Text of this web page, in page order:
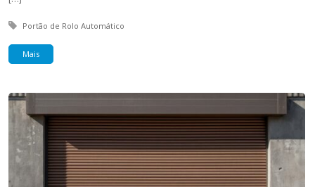
Tagged with:
Portão de Rolo Automático
Mais